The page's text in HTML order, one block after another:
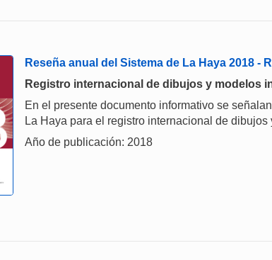
Reseña anual del Sistema de La Haya 2018 -
Registro internacional de dibujos y modelos
En el presente documento informativo se
La Haya para el registro internacional de
Año de publicación: 2018